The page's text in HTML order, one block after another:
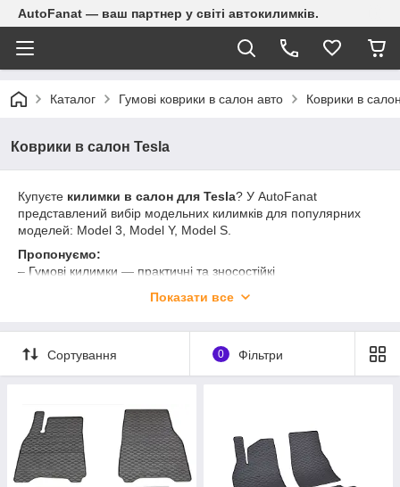
AutoFanat — ваш партнер у світі автокилимків.
Каталог Гумові коврики в салон авто Коврики в
Коврики в салон Tesla
Купуєте килимки в салон для Tesla? У AutoFanat
представлений вибір модельних килимків для популярних
моделей: Model 3, Model Y, Model S.
Пропонуємо:
– Гумові килимки — практичні та зносостійкі
– 3D-килимки — з бортиками для максимального захисту
✔️ Ідеальна форма під модель Tesla
✔️ Якісні матеріали
✔️ Легке очищення, зручне встановлення
✔️ Підходять для всесезонного використання
Україні. Потрібна допомога з підбором? — Напишіть або
зателефонуйте нам!
📦 Доставка: Нова Пошта
💳 Оплата: готівка, картка, накладений платіж, Пром-оплата
Показати все
Сортування 0 Фільтри